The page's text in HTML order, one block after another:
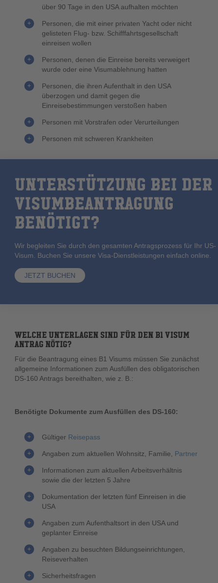
über 90 Tage in den USA aufhalten möchten
Personen, die mit einer privaten Yacht oder nicht
gelisteten Flug- bzw. Schifffahrtsgesellschaft
einreisen wollen
Personen, denen die Einreise bereits verweigert
wurde oder eine Visumablehnung hatten
Personen, die ihren Aufenthalt in den USA
überzogen und damit gegen die
Einreisebestimmungen verstoßen haben
Personen mit Vorstrafen oder Verurteilungen
Personen mit schweren Krankheiten
UNTERSTÜTZUNG BEI DER
VISUMBEANTRAGUNG
BENÖTIGT?
Wir begleiten Sie durch den gesamten Antragsprozess für Ihr US-
Visum. Buchen Sie unsere Visa-Dienstleistungen einfach online.
JETZT BUCHEN
WELCHE UNTERLAGEN SIND FÜR DEN B1 VISUM
ANTRAG NÖTIG?
Für die Beantragung eines B1 Visums müssen Sie zunächst
allgemeine Informationen zum Ausfüllen des obligatorischen
DS-160 Antrags bereithalten, wie z. B.:
Benötigte Dokumente zum Ausfüllen des DS-160:
Gültiger Reisepass
Angaben zum aktuellen Wohnsitz, Familie, Partner
Informationen zum aktuellen Arbeitsverhältnis
sowie die der letzten 5 Jahre
Dokumentation der letzten fünf Einreisen in die
USA
Angaben zum Aufenthaltsort in den USA und
geplanter Einreise
Angaben zu besuchten Bildungseinrichtungen,
Reiseverhalten
Sicherheitsfragen